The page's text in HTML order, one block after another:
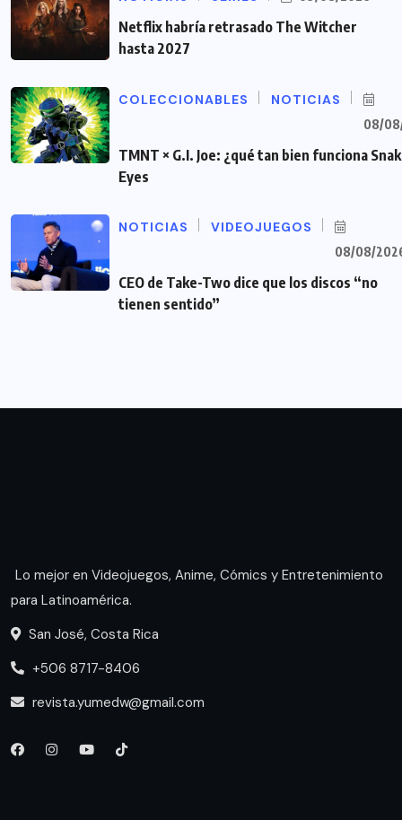
Netflix habría retrasado The Witcher
hasta 2027
COLECCIONABLES NOTICIAS
08/
TMNT × G.I. Joe: ¿qué tan bien funciona
Eyes
NOTICIAS VIDEOJUEGOS
08/08/
CEO de Take-Two dice que los discos “no
tienen sentido”
Lo mejor en Videojuegos, Anime, Cómics y Entretenimiento
para Latinoamérica.
San José, Costa Rica
+506 8717-8406
revista.yumedw@gmail.com